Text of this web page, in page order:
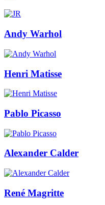
Andy Warhol
Henri Matisse
Pablo Picasso
Alexander Calder
René Magritte